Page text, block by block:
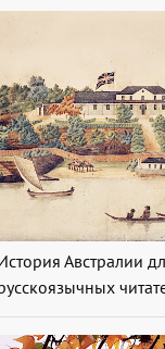
Австралии